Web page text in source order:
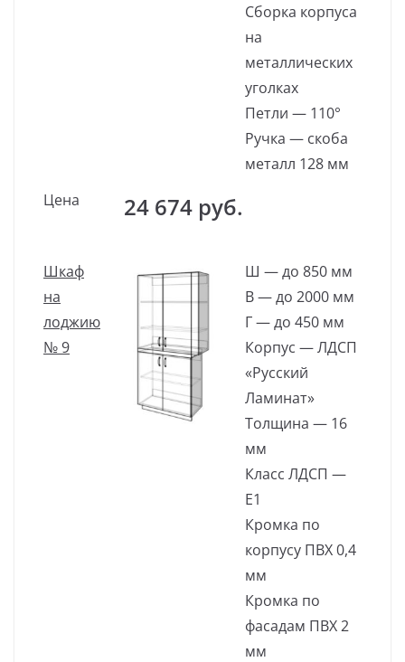
Сборка корпуса
на
металлических
уголках
Петли — 110°
Ручка — скоба
металл 128 мм
Цена
24 674 руб.
Шкаф
на
лоджию
№ 9
Ш — до 850 мм
В — до 2000 мм
Г — до 450 мм
Корпус — ЛДСП
«Русский
Ламинат»
Толщина — 16
мм
Класс ЛДСП —
Е1
Кромка по
корпусу ПВХ 0,4
мм
Кромка по
фасадам ПВХ 2
мм